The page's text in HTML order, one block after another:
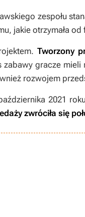
zespołu
jakie otrzymała od
Tworzony
zabawy gracze
rozwojem
2021
zwróciła się